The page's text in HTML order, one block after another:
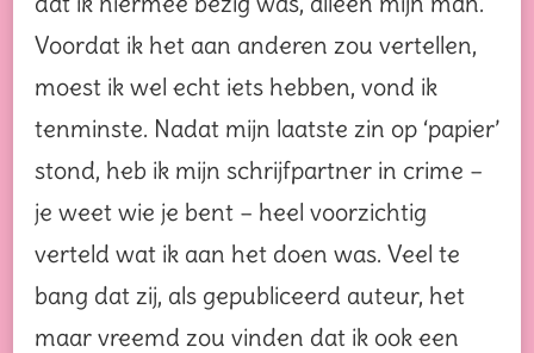
Voordat ik het aan anderen zou vertellen,
moest ik wel echt iets hebben, vond ik
tenminste. Nadat mijn laatste zin op ‘papier’
stond, heb ik mijn schrijfpartner in crime –
je weet wie je bent – heel voorzichtig
verteld wat ik aan het doen was. Veel te
bang dat zij, als gepubliceerd auteur, het
maar vreemd zou vinden dat ik ook een